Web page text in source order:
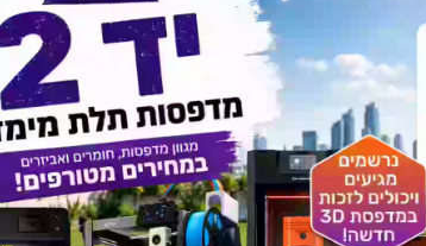
יש לך שאלה על המוצר?
לחץ כאן ונציגנו יחזרו אליך בהקדם!
להורדת מפרט מלא לחץ כאן